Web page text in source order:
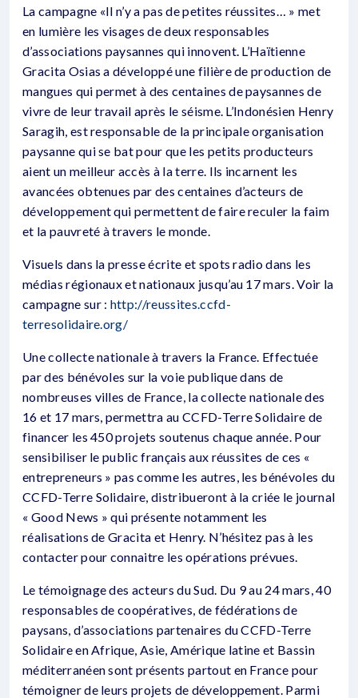
La campagne «Il n’y a pas de petites réussites… » met
en lumière les visages de deux responsables
d’associations paysannes qui innovent. L’Haïtienne
Gracita Osias a développé une filière de production de
mangues qui permet à des centaines de paysannes de
vivre de leur travail après le séisme. L’Indonésien Henry
Saragih, est responsable de la principale organisation
paysanne qui se bat pour que les petits producteurs
aient un meilleur accès à la terre. Ils incarnent les
avancées obtenues par des centaines d’acteurs de
développement qui permettent de faire reculer la faim
et la pauvreté à travers le monde.
Visuels dans la presse écrite et spots radio dans les
médias régionaux et nationaux jusqu’au 17 mars. Voir la
campagne sur : http://reussites.ccfd-
terresolidaire.org/
Une collecte nationale à travers la France. Effectuée
par des bénévoles sur la voie publique dans de
nombreuses villes de France, la collecte nationale des
16 et 17 mars, permettra au CCFD-Terre Solidaire de
financer les 450 projets soutenus chaque année. Pour
sensibiliser le public français aux réussites de ces «
entrepreneurs » pas comme les autres, les bénévoles du
CCFD-Terre Solidaire, distribueront à la criée le journal
« Good News » qui présente notamment les
réalisations de Gracita et Henry. N’hésitez pas à les
contacter pour connaitre les opérations prévues.
Le témoignage des acteurs du Sud. Du 9 au 24 mars, 40
responsables de coopératives, de fédérations de
paysans, d’associations partenaires du CCFD-Terre
Solidaire en Afrique, Asie, Amérique latine et Bassin
méditerranéen sont présents partout en France pour
témoigner de leurs projets de développement. Parmi